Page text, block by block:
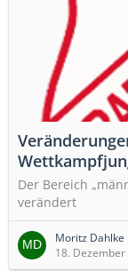
Der Bereich
verändert
Moritz Dahlke
18.